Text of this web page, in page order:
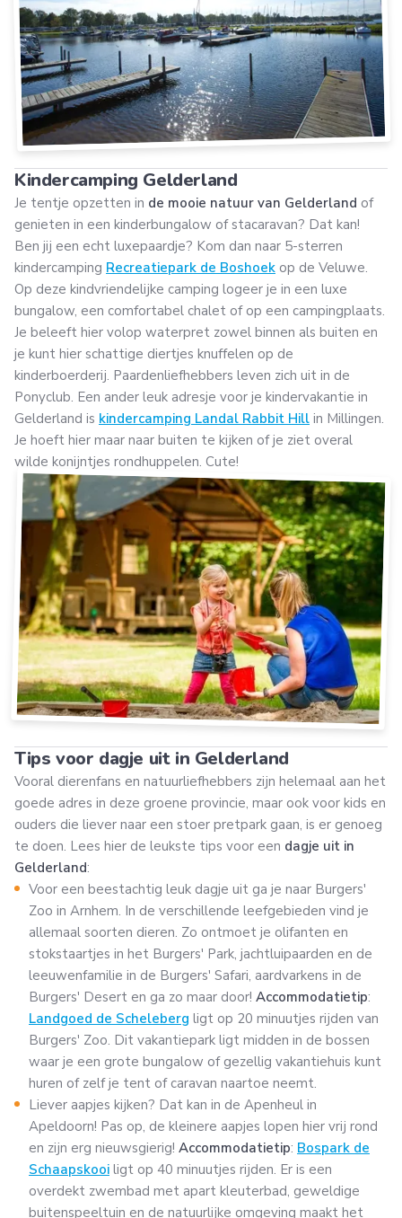
Kindercamping Gelderland
Je tentje opzetten in de mooie natuur van Gelderland of
genieten in een kinderbungalow of stacaravan? Dat kan!
Ben jij een echt luxepaardje? Kom dan naar 5-sterren
kindercamping Recreatiepark de Boshoek op de Veluwe.
Op deze kindvriendelijke camping logeer je in een luxe
bungalow, een comfortabel chalet of op een campingplaats.
Je beleeft hier volop waterpret zowel binnen als buiten en
je kunt hier schattige diertjes knuffelen op de
kinderboerderij. Paardenliefhebbers leven zich uit in de
Ponyclub. Een ander leuk adresje voor je kindervakantie in
Gelderland is kindercamping Landal Rabbit Hill in Millingen.
Je hoeft hier maar naar buiten te kijken of je ziet overal
wilde konijntjes rondhuppelen. Cute!
Tips voor dagje uit in Gelderland
Vooral dierenfans en natuurliefhebbers zijn helemaal aan het
goede adres in deze groene provincie, maar ook voor kids en
ouders die liever naar een stoer pretpark gaan, is er genoeg
te doen. Lees hier de leukste tips voor een dagje uit in
Gelderland:
Voor een beestachtig leuk dagje uit ga je naar Burgers'
Zoo in Arnhem. In de verschillende leefgebieden vind je
allemaal soorten dieren. Zo ontmoet je olifanten en
stokstaartjes in het Burgers' Park, jachtluipaarden en de
leeuwenfamilie in de Burgers' Safari, aardvarkens in de
Burgers' Desert en ga zo maar door! Accommodatietip:
Landgoed de Scheleberg ligt op 20 minuutjes rijden van
Burgers' Zoo. Dit vakantiepark ligt midden in de bossen
waar je een grote bungalow of gezellig vakantiehuis kunt
huren of zelf je tent of caravan naartoe neemt.
Liever aapjes kijken? Dat kan in de Apenheul in
Apeldoorn! Pas op, de kleinere aapjes lopen hier vrij rond
en zijn erg nieuwsgierig! Accommodatietip: Bospark de
Schaapskooi ligt op 40 minuutjes rijden. Er is een
overdekt zwembad met apart kleuterbad, geweldige
buitenspeeltuin en de natuurlijke omgeving maakt het